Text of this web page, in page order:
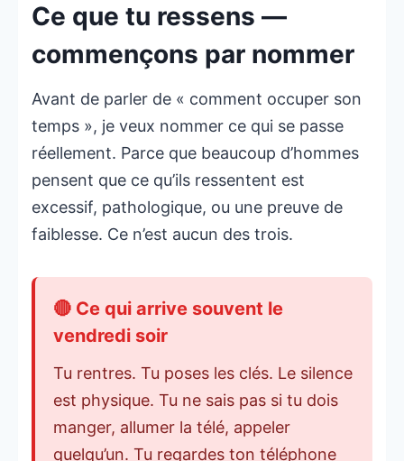
Ce que tu ressens —
commençons par nommer
Avant de parler de « comment occuper son
temps », je veux nommer ce qui se passe
réellement. Parce que beaucoup d’hommes
pensent que ce qu’ils ressentent est
excessif, pathologique, ou une preuve de
faiblesse. Ce n’est aucun des trois.
🔴 Ce qui arrive souvent le
vendredi soir
Tu rentres. Tu poses les clés. Le silence
est physique. Tu ne sais pas si tu dois
manger, allumer la télé, appeler
quelqu’un. Tu regardes ton téléphone